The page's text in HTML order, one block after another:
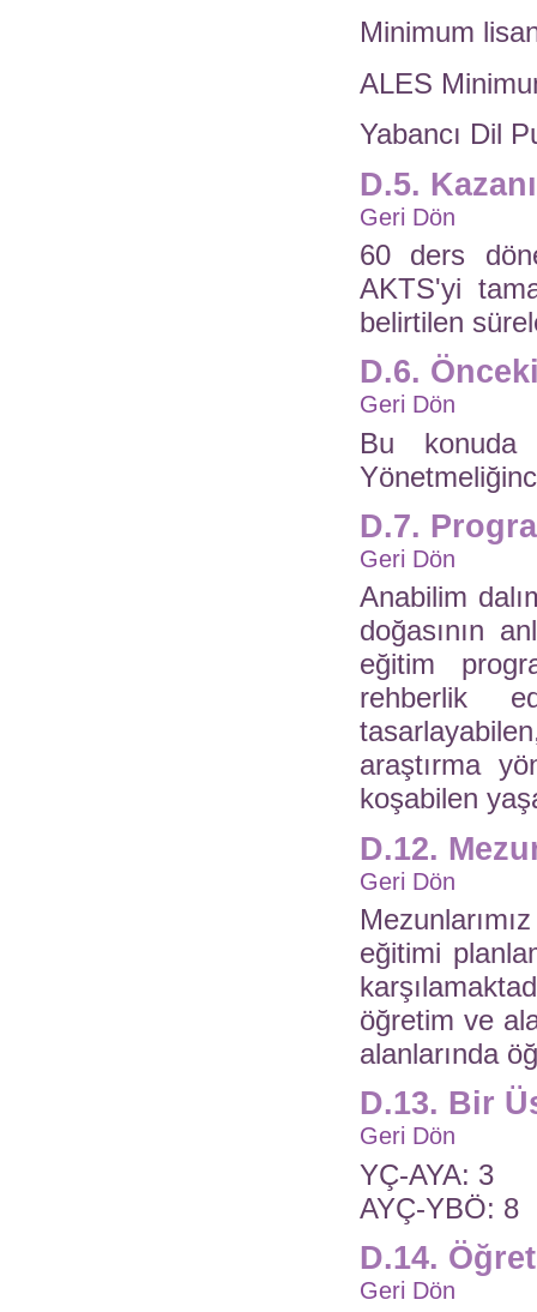
Minimum
ALES
Yabancı Dil
D.5.
Geri Dön
60 ders
AKTS'yi
belirtilen
D.6.
Geri Dön
Bu konuda
D.7.
Geri Dön
Anabilim
doğasının
eğitim
rehberlik
araştırma
koşabilen
D.12.
Geri Dön
eğitimi
öğretim ve
alanlarında
D.13. Bir
Geri Dön
YÇ-AYA: 3
AYÇ-YBÖ: 8
D.14.
Geri Dön